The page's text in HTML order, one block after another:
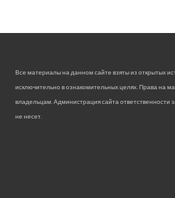
Все материалы на данном сайте взяты из открытых
исключительно в ознакомительных целях. Права на
владельцам. Администрация сайта ответственности
не несет.